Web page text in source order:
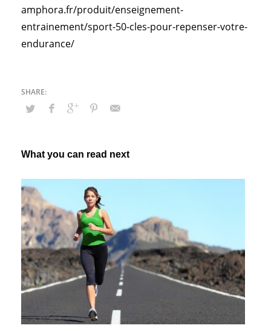
amphora.fr/produit/enseignement-
entrainement/sport-50-cles-pour-repenser-votre-
endurance/
What you can read next